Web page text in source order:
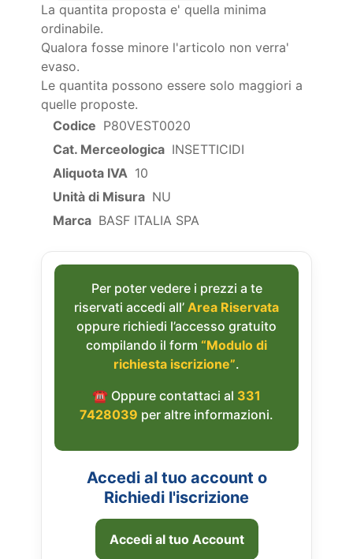
La quantita proposta e' quella minima
ordinabile.
Qualora fosse minore l'articolo non verra'
evaso.
Le quantita possono essere solo maggiori a
quelle proposte.
Codice P80VEST0020
Cat. Merceologica INSETTICIDI
Aliquota IVA 10
Unità di Misura NU
Marca BASF ITALIA SPA
Per poter vedere i prezzi a te
riservati accedi all’ Area Riservata
oppure richiedi l’accesso gratuito
compilando il form “Modulo di
richiesta iscrizione”.
☎︎ Oppure contattaci al 331
7428039 per altre informazioni.
Accedi al tuo account o
Richiedi l'iscrizione
Accedi al tuo Account